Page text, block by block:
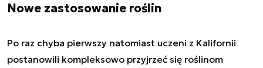
Nowe zastosowanie roślin
Po raz chyba pierwszy natomiast uczeni z Kalifornii
postanowili kompleksowo przyjrzeć się roślinom